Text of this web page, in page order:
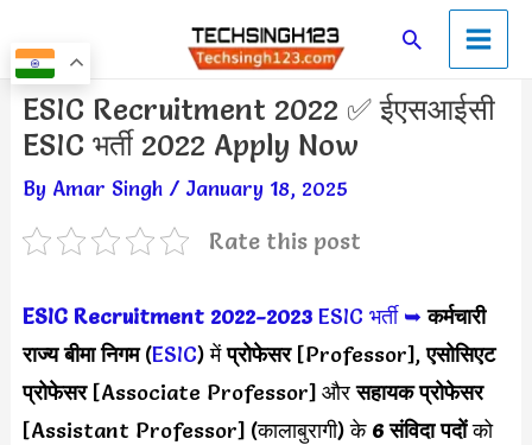
to
content
SearchMain
Menu
ESIC Recruitment 2022 ✅ ईएसआईसी
ESIC भर्ती 2022 Apply Now
By Amar Singh / January 18, 2025
Rate this post
ESIC Recruitment 2022-2023 ESIC भर्ती ➥ कर्मचारी
राज्य बीमा निगम(ESIC) मेंप्रोफेसर [Professor],एसोसिएट
प्रोफेसर[Associate Professor] औरसहायक प्रोफेसर
[Assistant Professor] (कालाबुरागी) के 6 संविदा पदोंको
Post
navigation